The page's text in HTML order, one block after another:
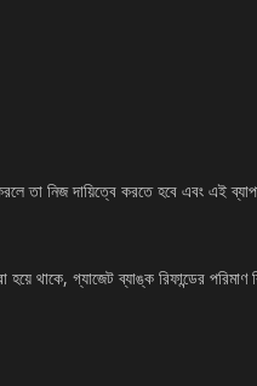
তা নিজ দায়িত্বে করতে হবে এবং এই
থাকে, গ্যাজেট ব্যাঙ্ক রিফান্ডের